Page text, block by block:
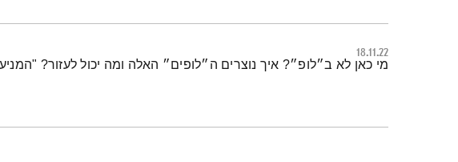
18.11.22
תמצית הפודקאסט
מי כאן לא ב״לופ״? איך נוצרים ה״לופים״ האלה ומה יכול לעזור?